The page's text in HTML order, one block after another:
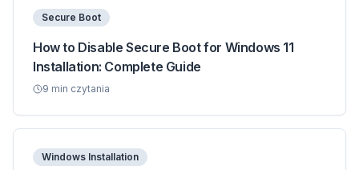
Secure Boot
How to Disable Secure Boot for Windows 11
Installation: Complete Guide
9 min czytania
Windows Installation